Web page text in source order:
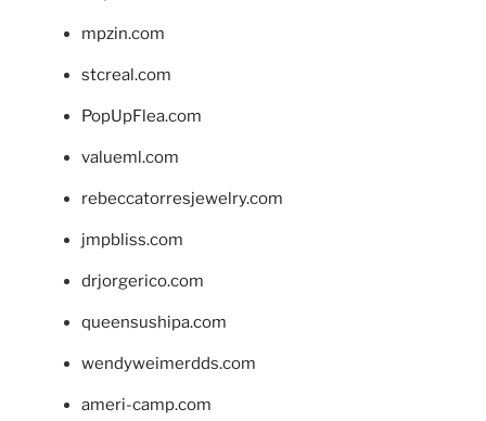
mpzin.com
stcreal.com
PopUpFlea.com
valueml.com
rebeccatorresjewelry.com
jmpbliss.com
drjorgerico.com
queensushipa.com
wendyweimerdds.com
ameri-camp.com